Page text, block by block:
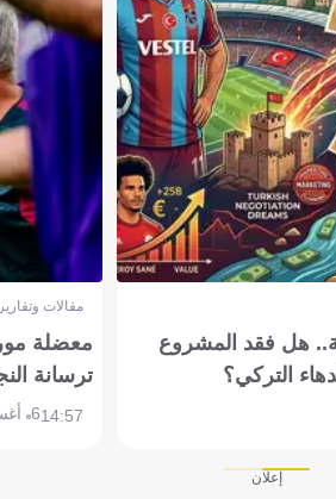
هل فقد المشروع
التركي؟
مقالات
معضلة
ترسانة
14:576 أغسطس 2026
إعلان